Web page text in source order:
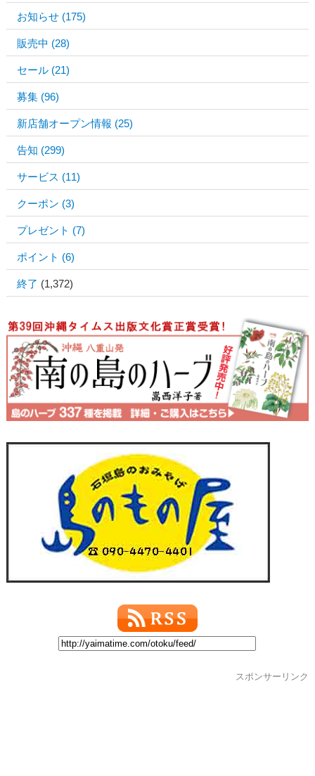
お知らせ (175)
販売中 (28)
セール (21)
募集 (96)
新店舗オープン情報 (25)
告知 (299)
サービス (11)
クーポン (3)
プレゼント (7)
ポイント (6)
終了 (1,372)
スポンサーリンク